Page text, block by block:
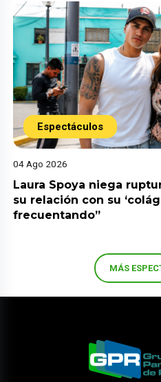
Espectáculos
04 Ago 2026
Laura Spoya niega
su relación con su
frecuentando”
MÁS